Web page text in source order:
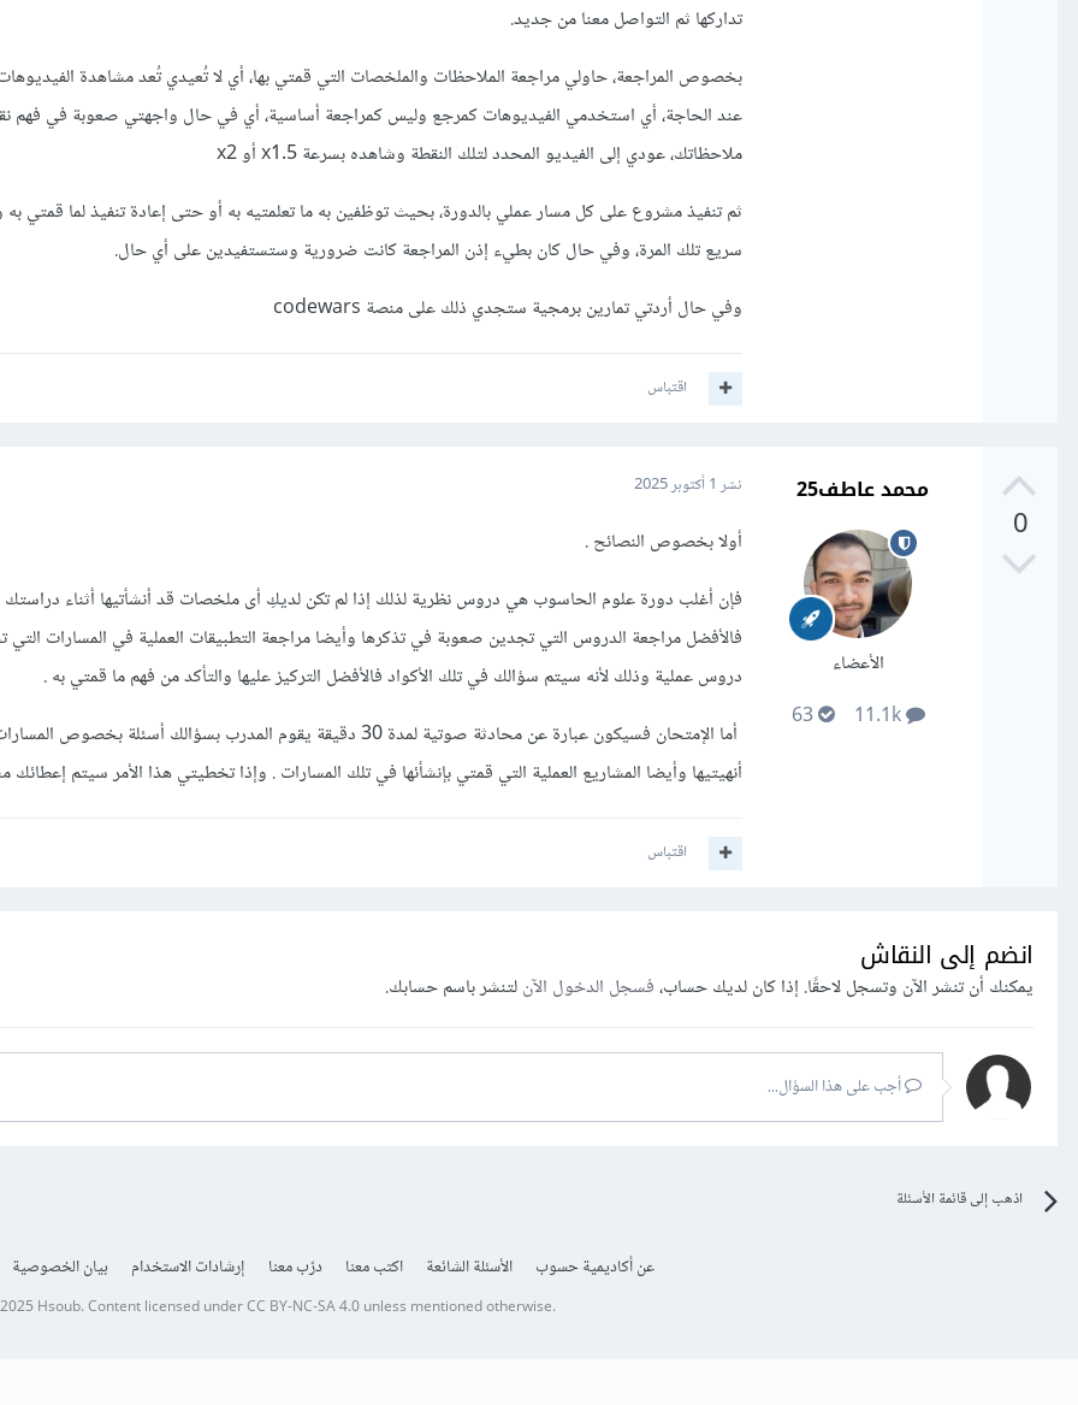
تداركها ثم التواصل معنا من جديد.
بخصوص المراجعة، حاولي مراجعة الملاحظات والملخصات التي قمتي بها، أي لا تُعيدي تُعد مشاهدة الفيديوهات
عند الحاجة، أي استخدمي الفيديوهات كمرجع وليس كمراجعة أساسية، أي في حال واجهتي صعوبة في فهم
ملاحظاتك، عودي إلى الفيديو المحدد لتلك النقطة وشاهده بسرعة x1.5 أو x2
ثم تنفيذ مشروع على كل مسار عملي بالدورة، بحيث توظفين به ما تعلمتيه به أو حتى إعادة تنفيذ لما قمتي به
سريع تلك المرة، وفي حال كان بطيء إذن المراجعة كانت ضرورية وستستفيدين على أي حال.
وفي حال أردتي تمارين برمجية ستجدي ذلك على منصة codewars
اقتباس
0
محمد عاطف25
الأعضاء
11.1k
63
نشر 1 أكتوبر 2025
أولا بخصوص النصائح .
فإن أغلب دورة علوم الحاسوب هي دروس نظرية لذلك إذا لم تكن لديكِ أى ملخصات قد أنشأتيها أثناء دراستك
فالأفضل مراجعة الدروس التي تجدين صعوبة في تذكرها وأيضا مراجعة التطبيقات العملية في المسارات
دروس عملية وذلك لأنه سيتم سؤالك في تلك الأكواد فالأفضل التركيز عليها والتأكد من فهم ما قمتي به .
أما الإمتحان فسيكون عبارة عن محادثة صوتية لمدة 30 دقيقة يقوم المدرب بسؤالك أسئلة بخصوص
أنهيتيها وأيضا المشاريع العملية التي قمتي بإنشأئها في تلك المسارات . وإذا تخطيتي هذا الأمر سيتم
اقتباس
انضم إلى النقاش
يمكنك أن تنشر الآن وتسجل لاحقًا. إذا كان لديك حساب،فسجل الدخول الآنلتنشر باسم حسابك.
أجب على هذا السؤال...
اذهب إلى قائمة الأسئلة
عن أكاديمية حسوب الأسئلة الشائعة اكتب معنا درّب معنا إرشادات الاستخدام بيان الخصوصية
Hsoub.Content licensed underCC BY-NC-SA 4.0unless mentioned otherwise.